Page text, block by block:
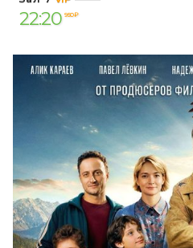
22:20 950 ₽